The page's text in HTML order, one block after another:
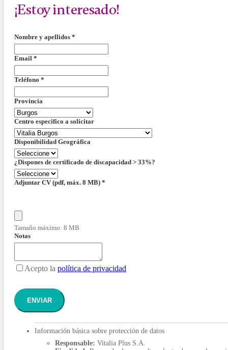
¡Estoy interesado!
Nombre y apellidos *
Email *
Teléfono *
Provincia
Centro especifico a solicitar
Disponibilidad Geográfica
¿Dispones de certificado de discapacidad > 33%?
Adjuntar CV (pdf, máx. 8 MB) *
Tamaño máximo: 8 MB
Notas
Acepto la política de privacidad
ENVIAR
Información básica sobre protección de datos
Responsable: Vitalia Plus S.A.